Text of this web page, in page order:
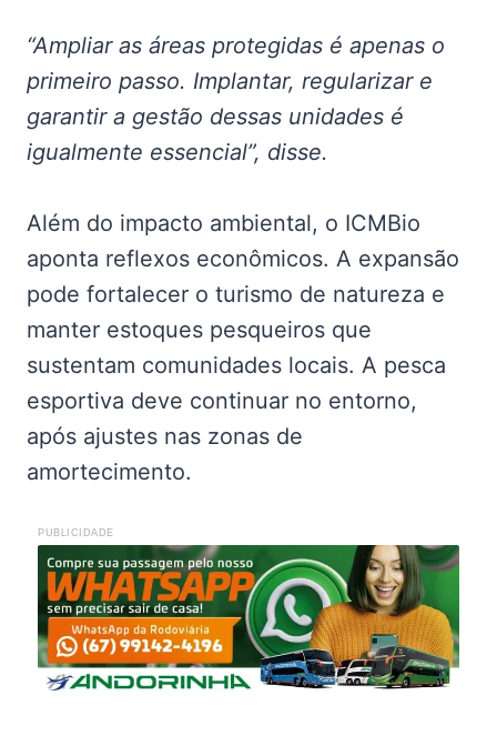
“Ampliar as áreas protegidas é apenas o
primeiro passo. Implantar, regularizar e
garantir a gestão dessas unidades é
igualmente essencial”, disse.
Além do impacto ambiental, o ICMBio
aponta reflexos econômicos. A expansão
pode fortalecer o turismo de natureza e
manter estoques pesqueiros que
sustentam comunidades locais. A pesca
esportiva deve continuar no entorno,
após ajustes nas zonas de
amortecimento.
PUBLICIDADE